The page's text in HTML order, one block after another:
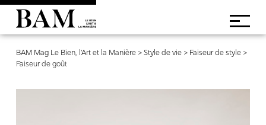
BAM Mag Le Bien, l'Art et la Manière >Style de vie > Faiseur de style >
Faiseur de goût